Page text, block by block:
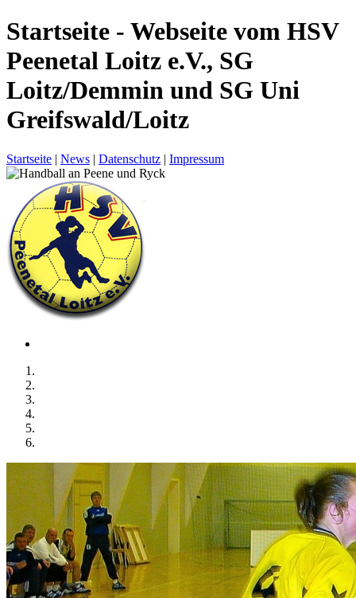
Startseite - Webseite vom HSV
Peenetal Loitz e.V., SG
Loitz/Demmin und SG Uni
Greifswald/Loitz
Startseite | News | Datenschutz | Impressum